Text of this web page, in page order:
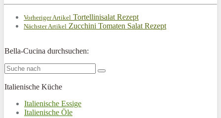
Vorheriger Artikel Tortellinisalat Rezept
Nächster Artikel Zucchini Tomaten Salat Rezept
Bella-Cucina durchsuchen:
Italienische Küche
Italienische Essige
Italienische Öle